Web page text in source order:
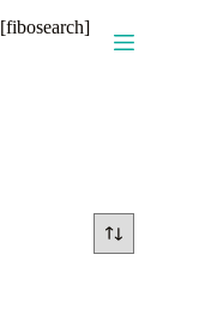
[fibosearch]